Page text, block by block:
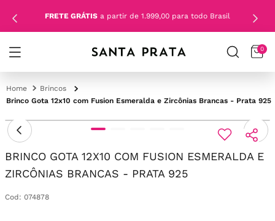
FRETE GRÁTIS a partir de 1.999,00 para todo Brasil
0
Brincos
Brinco Gota 12x10 com Fusion Esmeralda e Zircônias Brancas - Prata 925
BRINCO GOTA 12X10 COM FUSION ESMERALDA E
ZIRCÔNIAS BRANCAS - PRATA 925
Cod : 074878